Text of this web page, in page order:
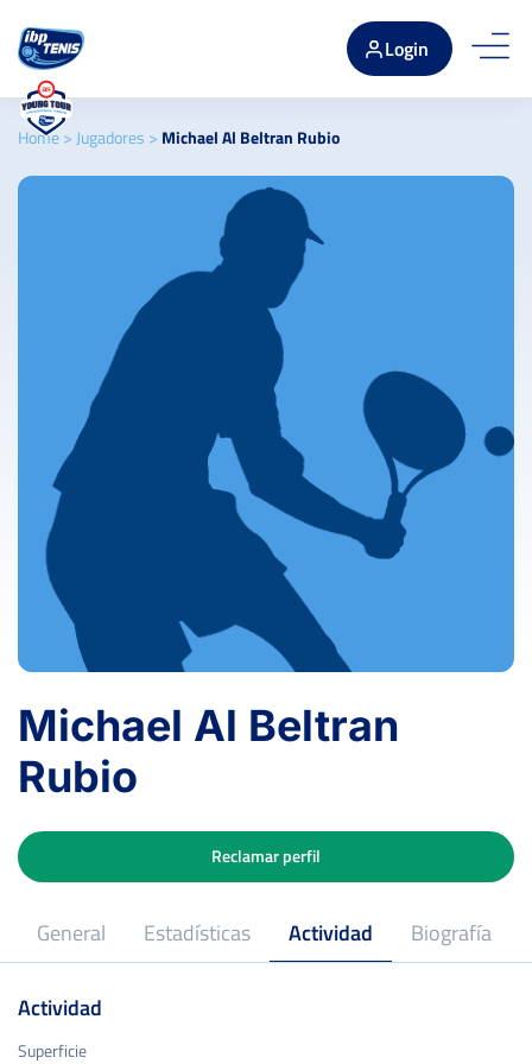
Login
Home> Jugadores > Michael Al Beltran Rubio
Michael Al Beltran
Rubio
General Estadísticas Actividad Biografía
Reclamar perfil
Superficie
Actividad
Superficie